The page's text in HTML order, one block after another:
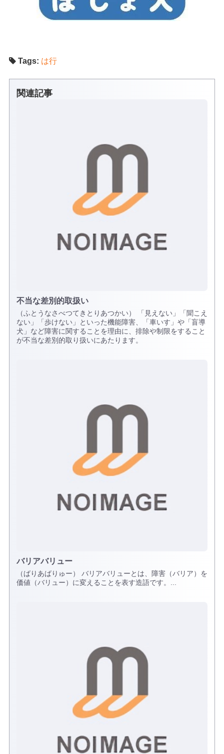
Tags: は行
関連記事
不当な差別的取扱い
（ふとうなさべつてきとりあつかい） 「見えない」「聞こえ
ない」「歩けない」といった機能障害、「車いす」や「盲導
犬」など障害に関することを理由に、排除や制限をすること
が不当な差別的取り扱いにあたります。
バリアバリュー
（ばりあばりゅー） バリアバリューとは、障害（バリア）を
価値（バリュー）に変えることを表す造語です。...